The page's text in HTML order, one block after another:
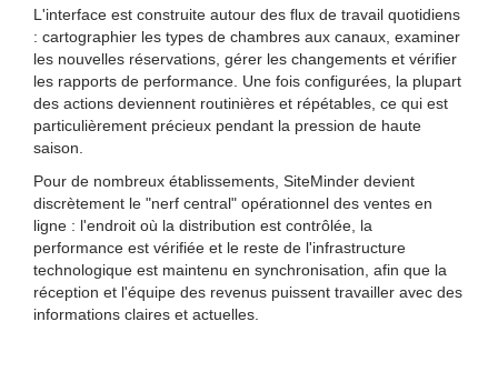
L'interface est construite autour des flux de travail quotidiens
: cartographier les types de chambres aux canaux, examiner
les nouvelles réservations, gérer les changements et vérifier
les rapports de performance. Une fois configurées, la plupart
des actions deviennent routinières et répétables, ce qui est
particulièrement précieux pendant la pression de haute
saison.
Pour de nombreux établissements, SiteMinder devient
discrètement le "nerf central" opérationnel des ventes en
ligne : l'endroit où la distribution est contrôlée, la
performance est vérifiée et le reste de l'infrastructure
technologique est maintenu en synchronisation, afin que la
réception et l'équipe des revenus puissent travailler avec des
informations claires et actuelles.